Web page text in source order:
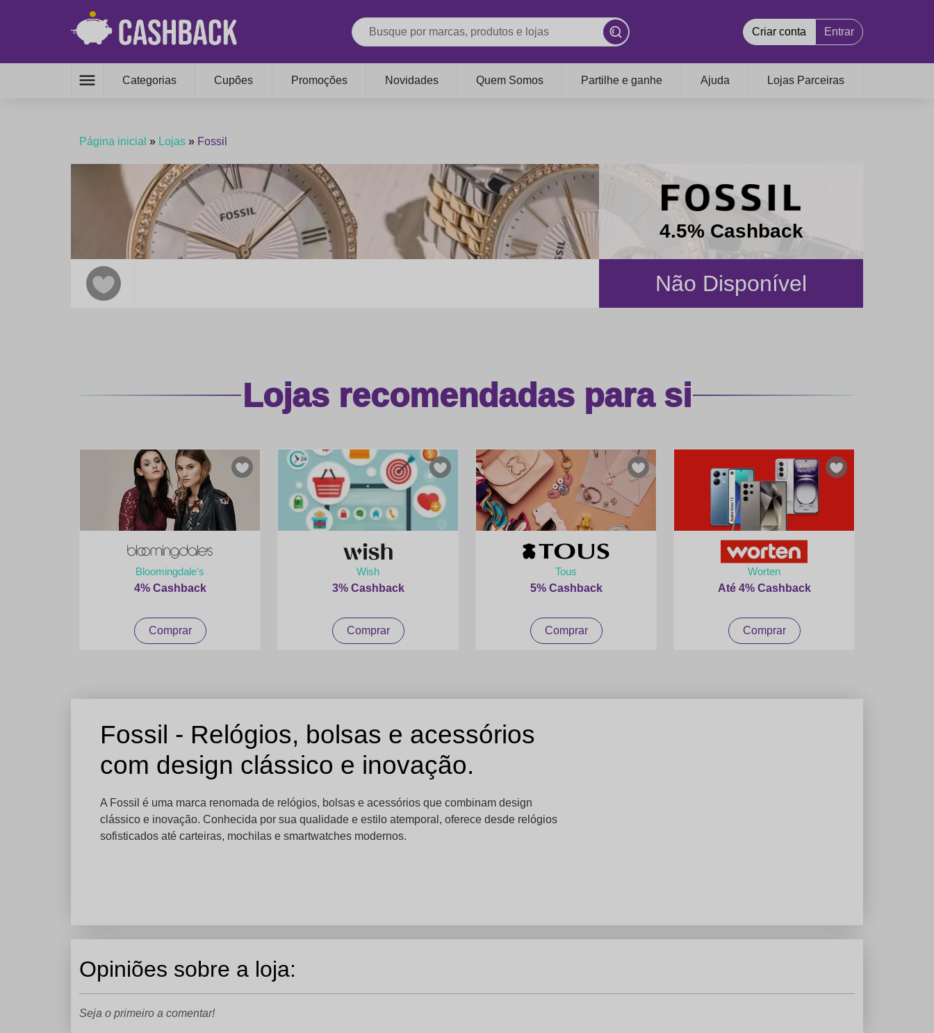
Criar conta Entrar
menu Categorias Cupões Promoções Novidades Quem Somos Partilhe e ganhe Ajuda Lojas Parceiras
Página inicial » Lojas » Fossil
4.5% Cashback
Não Disponível
Lojas recomendadas para si
Bloomingdale's
4% Cashback
Comprar
Wish
3% Cashback
Comprar
Tous
5% Cashback
Comprar
Worten
Até 4% Cashback
Comprar
Fossil - Relógios, bolsas e acessórios
com design clássico e inovação.
A Fossil é uma marca renomada de relógios, bolsas e acessórios que combinam design
clássico e inovação. Conhecida por sua qualidade e estilo atemporal, oferece desde relógios
sofisticados até carteiras, mochilas e smartwatches modernos.
Opiniões sobre a loja:
Seja o primeiro a comentar!